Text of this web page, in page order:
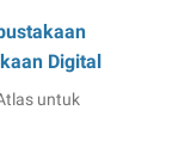
Digital
untuk